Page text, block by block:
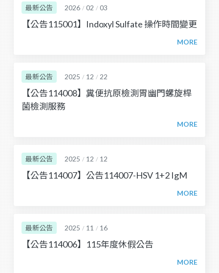
最新公告 2026 / 02 / 03
【公告115001】Indoxyl Sulfate 操作時間變更
最新公告 2025 / 12 / 22
【公告114008】糞便抗原檢測胃幽門螺旋桿
菌檢測服務
最新公告 2025 / 12 / 12
【公告114007】公告114007-HSV 1+2 IgM
最新公告 2025 / 11 / 16
【公告114006】115年度休假公告